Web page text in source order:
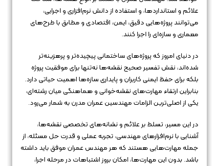
علائم و استانداردها، و استفاده از دانش نرم‌افزاری و اجرایی،
می‌توانند پروژه‌هایی دقیق، ایمن، اقتصادی و مطابق با طرح‌های
معماری و سازه‌ای را اجرا کنند.
در دنیای امروز که پروژه‌های ساختمانی پیچیده‌تر و پرهزینه‌تر
شده‌اند، نقش تفسیر صحیح نقشه‌ها نه‌تنها برای موفقیت پروژه
بلکه برای حفظ ایمنی کاربران و پایداری سازه‌ها اهمیت حیاتی دارد.
بنابراین ارتقاء مهارت‌های نقشه‌خوانی و هماهنگی میان رشته‌ای،
یکی از اصلی‌ترین الزامات مهندسین عمران مدرن به شمار می‌رود.
در این مسیر، تسلط بر علائم و نشانه‌های تخصصی نقشه‌ها،
آشنایی با نرم‌افزارهای مهندسی، تجربه عملی و قدرت حل مسئله، از
جمله مهارت‌هایی هستند که هر مهندس عمران موفق باید داشته
باشد. بدون این مهارت‌ها، امکان بروز اشتباهات در مرحله اجرا،